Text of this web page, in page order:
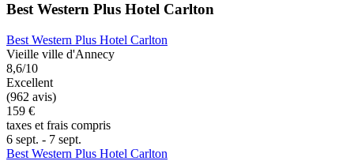
Best Western Plus Hotel Carlton
Best Western Plus Hotel Carlton
Vieille ville d'Annecy
8,6/10
Excellent
(962 avis)
159 €
taxes et frais compris
6 sept. - 7 sept.
Best Western Plus Hotel Carlton